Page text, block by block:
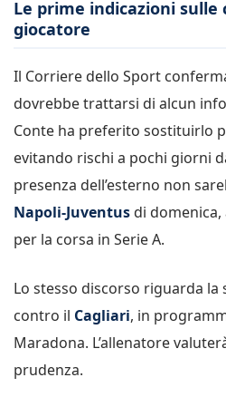
Le prime indicazioni sulle
giocatore
Il Corriere dello Sport
dovrebbe trattarsi di alcun
Conte ha preferito sostituirlo
evitando rischi a pochi giorni
presenza dell’esterno non
Napoli-Juventus di
per la corsa in Serie A.
Lo stesso discorso riguarda la
contro il Cagliari, in
Maradona. L’allenatore
prudenza.